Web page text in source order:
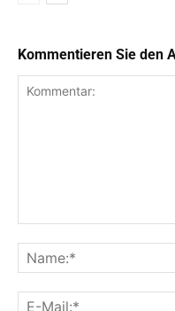
Kommentieren Sie den